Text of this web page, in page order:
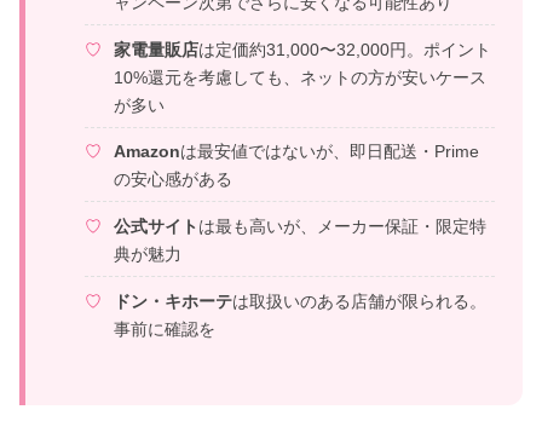
家電量販店は定価約31,000〜32,000円。ポイント
10%還元を考慮しても、ネットの方が安いケース
が多い
Amazonは最安値ではないが、即日配送・Prime
の安心感がある
公式サイト は最も高いが、メーカー保証・限定特
典が魅力
ドン・キホーテは取扱いのある店舗が限られる。
事前に確認を